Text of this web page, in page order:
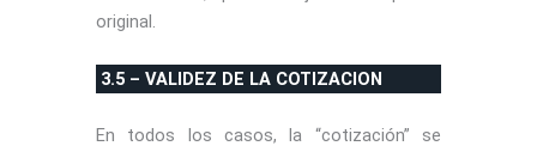
original.
3.5 – VALIDEZ DE LA COTIZACION
En todos los casos, la “cotización” se